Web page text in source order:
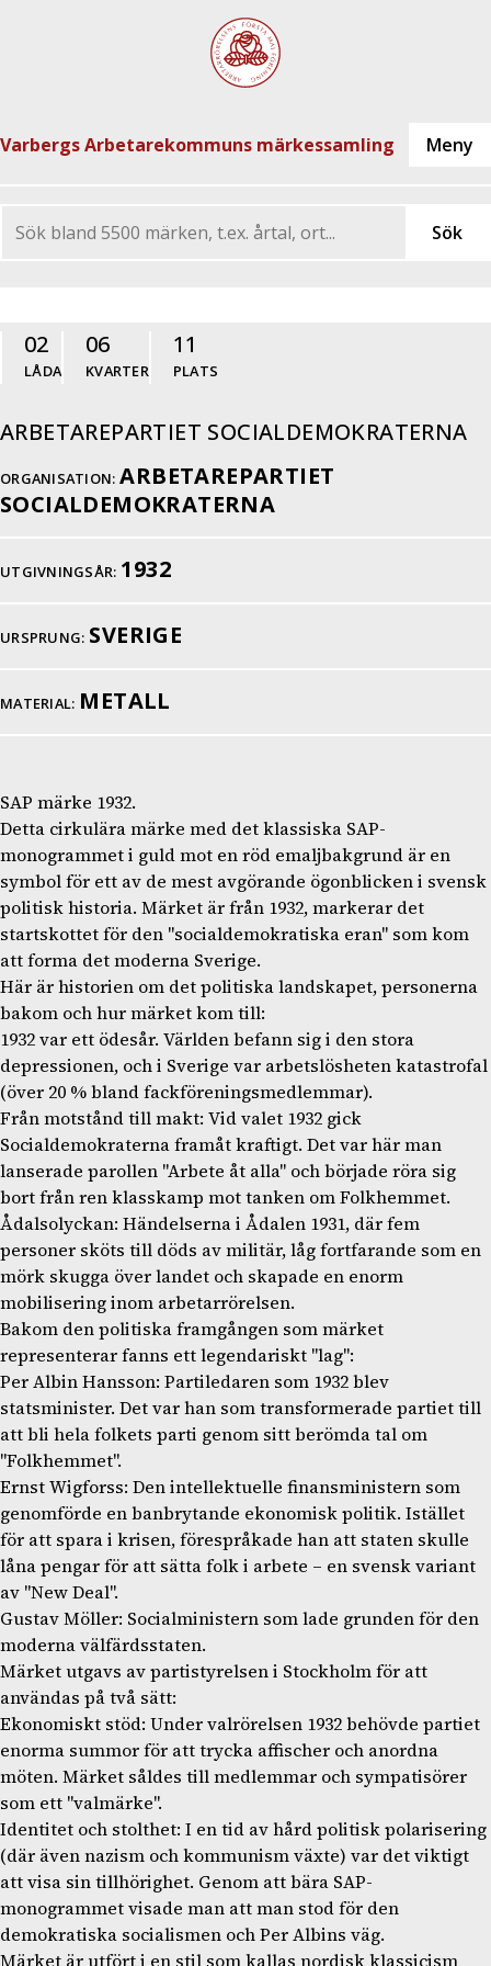
Varbergs Arbetarekommuns märkessamling
02
LÅDA
06
KVARTER
11
PLATS
ARBETAREPARTIET SOCIALDEMOKRATERNA
ORGANISATION: ARBETAREPARTIET
SOCIALDEMOKRATERNA
UTGIVNINGSÅR: 1932
URSPRUNG: SVERIGE
MATERIAL: METALL
SAP märke 1932.
Detta cirkulära märke med det klassiska SAP-
monogrammet i guld mot en röd emaljbakgrund är en
symbol för ett av de mest avgörande ögonblicken i svensk
politisk historia. Märket är från 1932, markerar det
startskottet för den "socialdemokratiska eran" som kom
att forma det moderna Sverige.
Här är historien om det politiska landskapet, personerna
bakom och hur märket kom till:
1932 var ett ödesår. Världen befann sig i den stora
depressionen, och i Sverige var arbetslösheten katastrofal
(över 20 % bland fackföreningsmedlemmar).
Från motstånd till makt: Vid valet 1932 gick
Socialdemokraterna framåt kraftigt. Det var här man
lanserade parollen "Arbete åt alla" och började röra sig
bort från ren klasskamp mot tanken om Folkhemmet.
Ådalsolyckan: Händelserna i Ådalen 1931, där fem
personer sköts till döds av militär, låg fortfarande som en
mörk skugga över landet och skapade en enorm
mobilisering inom arbetarrörelsen.
Bakom den politiska framgången som märket
representerar fanns ett legendariskt "lag":
Per Albin Hansson: Partiledaren som 1932 blev
statsminister. Det var han som transformerade partiet till
att bli hela folkets parti genom sitt berömda tal om
"Folkhemmet".
Ernst Wigforss: Den intellektuelle finansministern som
genomförde en banbrytande ekonomisk politik. Istället
för att spara i krisen, förespråkade han att staten skulle
låna pengar för att sätta folk i arbete – en svensk variant
av "New Deal".
Gustav Möller: Socialministern som lade grunden för den
moderna välfärdsstaten.
Märket utgavs av partistyrelsen i Stockholm för att
användas på två sätt:
Ekonomiskt stöd: Under valrörelsen 1932 behövde partiet
enorma summor för att trycka affischer och anordna
möten. Märket såldes till medlemmar och sympatisörer
som ett "valmärke".
Identitet och stolthet: I en tid av hård politisk polarisering
(där även nazism och kommunism växte) var det viktigt
att visa sin tillhörighet. Genom att bära SAP-
monogrammet visade man att man stod för den
demokratiska socialismen och Per Albins väg.
Märket är utfört i en stil som kallas nordisk klassicism